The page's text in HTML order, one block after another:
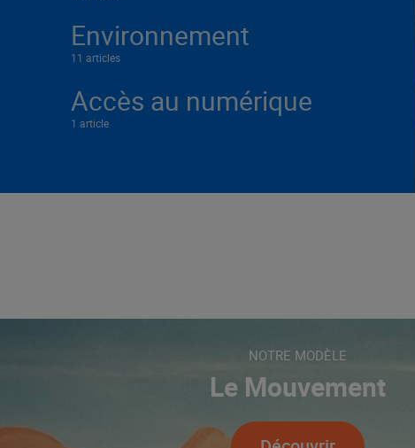
Environnement
11 articles
Accès au numérique
1 article
NOTRE MODÈLE
Le Mouvement